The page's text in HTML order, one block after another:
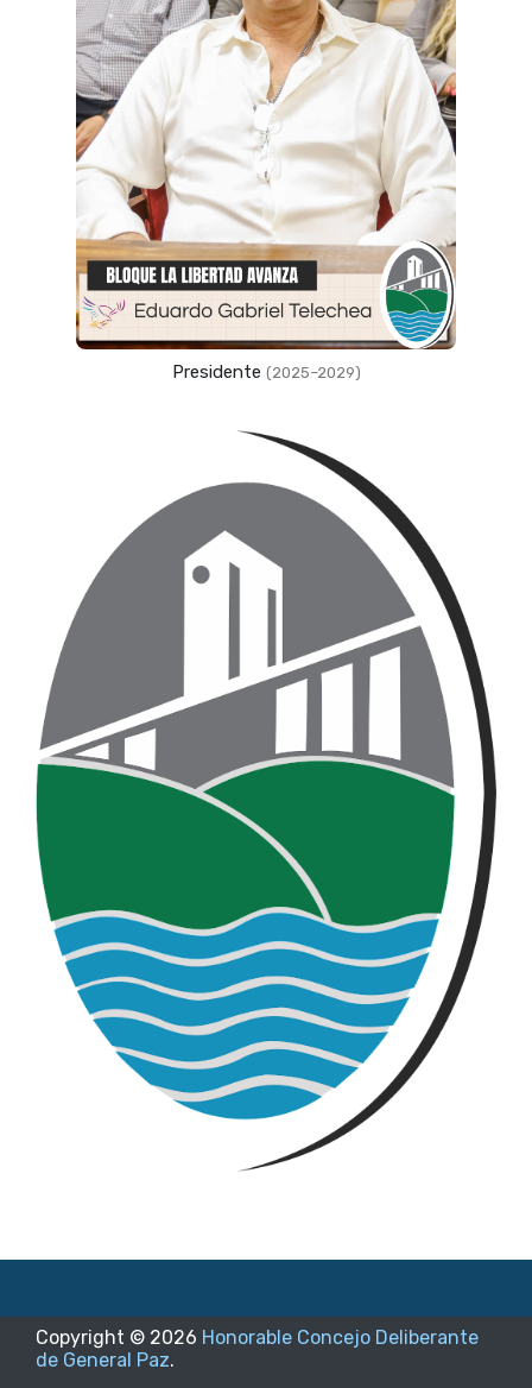
Presidente (2025–2029)
Copyright © 2026 Honorable Concejo Deliberante
de General Paz.